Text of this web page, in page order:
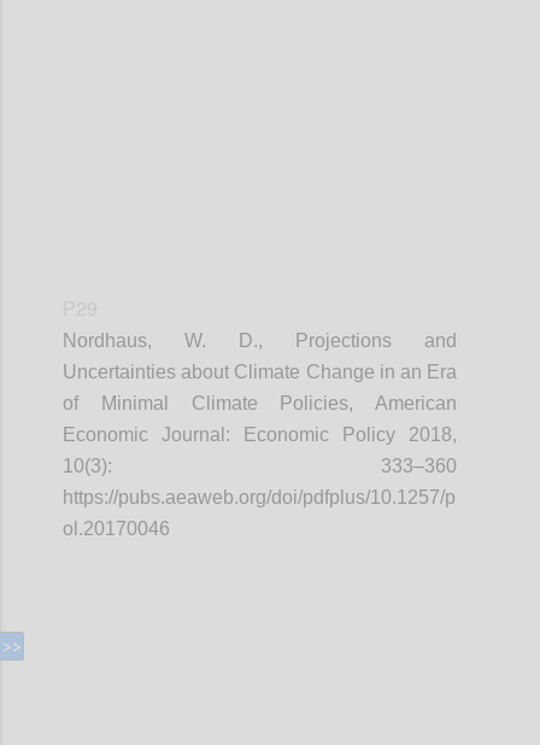
Nordhaus, W. D., Projections and
Uncertainties about Climate Change in an Era
of Minimal Climate Policies, American
Economic Journal: Economic Policy 2018,
10(3): 333–360
https://pubs.aeaweb.org/doi/pdfplus/10.1257/p
ol.20170046